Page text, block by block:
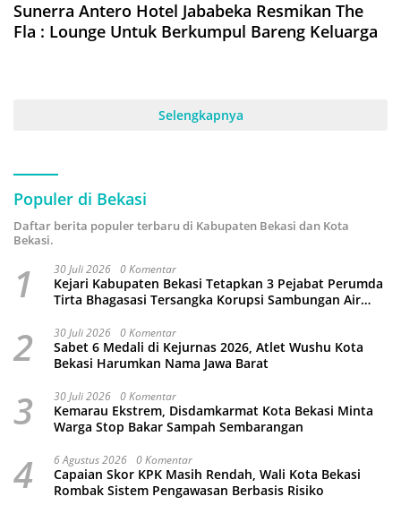
Sunerra Antero Hotel Jababeka Resmikan The
Fla : Lounge Untuk Berkumpul Bareng Keluarga
Selengkapnya
Populer di Bekasi
Daftar berita populer terbaru di Kabupaten Bekasi dan Kota
Bekasi.
1 30 Juli 2026 0 Komentar
Kejari Kabupaten Bekasi Tetapkan 3 Pejabat Perumda
Tirta Bhagasasi Tersangka Korupsi Sambungan Air
2 30 Juli 2026 0 Komentar
Sabet 6 Medali di Kejurnas 2026, Atlet Wushu Kota
Bekasi Harumkan Nama Jawa Barat
3 30 Juli 2026 0 Komentar
Kemarau Ekstrem, Disdamkarmat Kota Bekasi Minta
Warga Stop Bakar Sampah Sembarangan
4 6 Agustus 2026 0 Komentar
Capaian Skor KPK Masih Rendah, Wali Kota Bekasi
Rombak Sistem Pengawasan Berbasis Risiko